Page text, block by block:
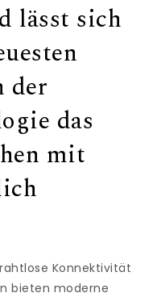
lässt sich
der
das
mit
Konnektivität
bieten moderne